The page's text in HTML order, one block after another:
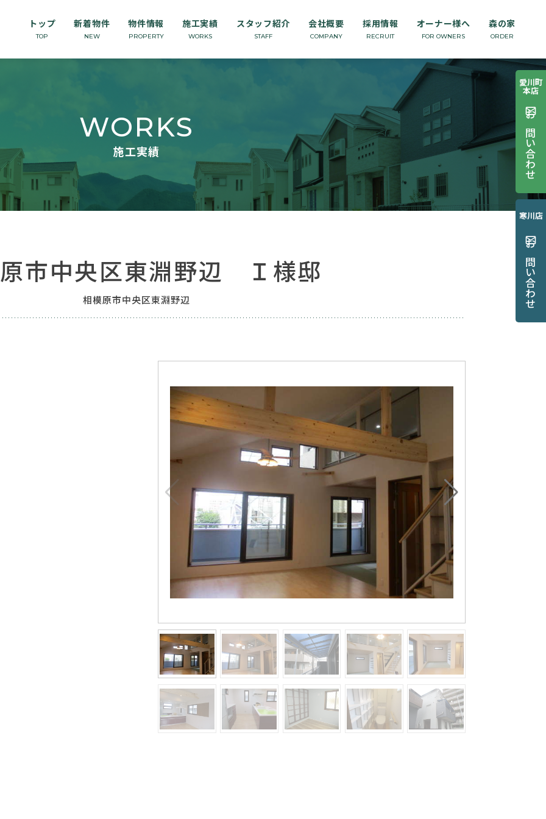
トップ
TOP
新着物件
NEW
物件情報
PROPERTY
施工実績
WORKS
スタッフ紹介
STAFF
会社概要
COMPANY
採用情報
RECRUIT
オーナー様へ
FOR OWNERS
森の家
ORDER
愛川町
本店
mail_outline
お問い合わせ
寒川店
mail_outline
お問い合わせ
WORKS
施工実績
市中央区東淵野辺 Ｉ様邸
相模原市中央区東淵野辺